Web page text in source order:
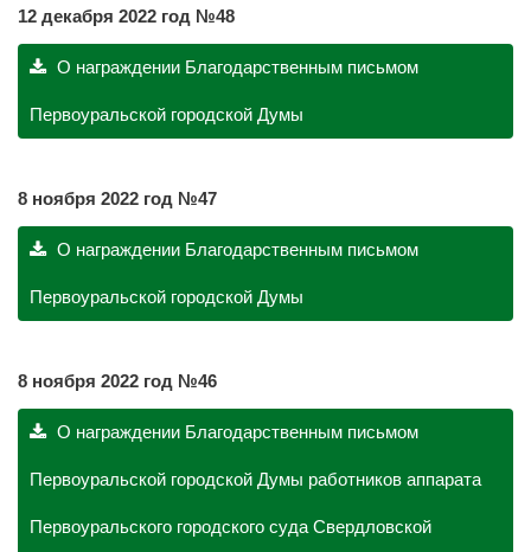
12 декабря 2022 год №48
О награждении Благодарственным письмом
Первоуральской городской Думы
8 ноября 2022 год №47
О награждении Благодарственным письмом
Первоуральской городской Думы
8 ноября 2022 год №46
О награждении Благодарственным письмом
Первоуральской городской Думы работников аппарата
Первоуральского городского суда Свердловской